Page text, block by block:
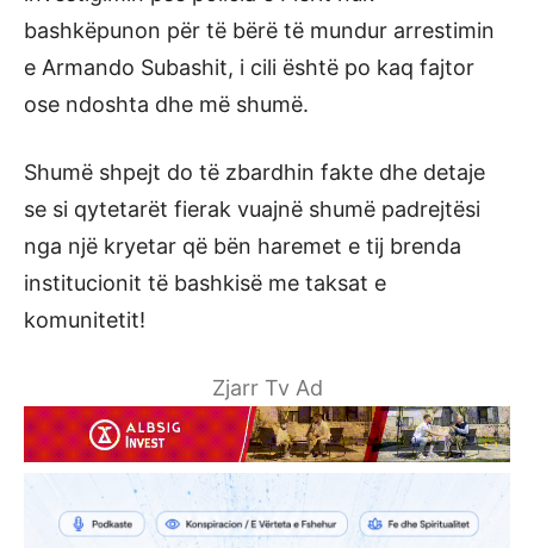
bashkëpunon për të bërë të mundur arrestimin
e Armando Subashit, i cili është po kaq fajtor
ose ndoshta dhe më shumë.
Shumë shpejt do të zbardhin fakte dhe detaje
se si qytetarët fierak vuajnë shumë padrejtësi
nga një kryetar që bën haremet e tij brenda
institucionit të bashkisë me taksat e
komunitetit!
Zjarr Tv Ad